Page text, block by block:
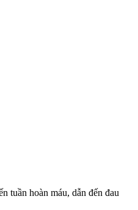
tuần hoàn máu, dẫn đến đau